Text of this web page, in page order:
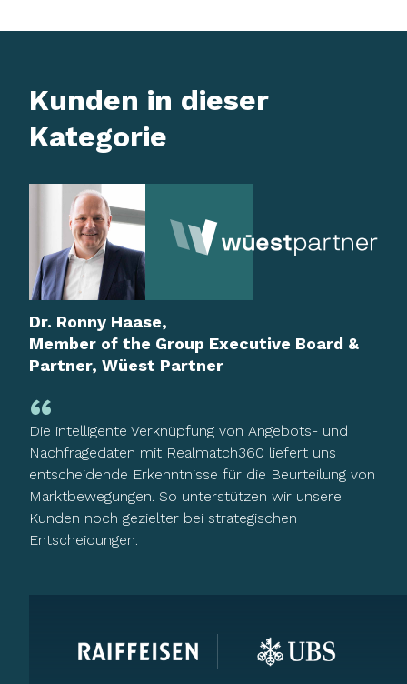
Kunden in dieser
Kategorie
Dr. Ronny Haase,
Member of the Group Executive Board &
Partner, Wüest Partner
Die intelligente Verknüpfung von Angebots- und
Nachfragedaten mit Realmatch360 liefert uns
entscheidende Erkenntnisse für die Beurteilung von
Marktbewegungen. So unterstützen wir unsere
Kunden noch gezielter bei strategischen
Entscheidungen.